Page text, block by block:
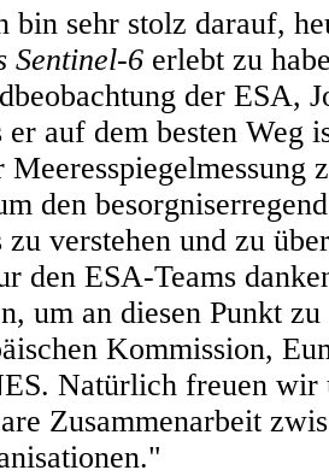
bin sehr stolz darauf,
Sentinel-6 erlebt zu
der ESA,
auf dem besten Weg
Meeresspiegelmessung
den
zu verstehen und zu
den ESA-Teams
um an diesen Punkt
Kommission,
Natürlich freuen wir
Zusammenarbeit